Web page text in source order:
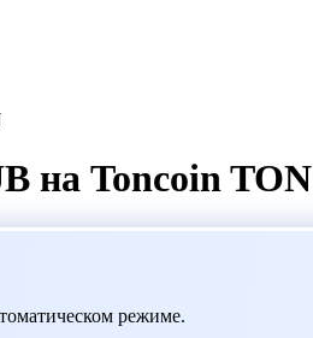
на Toncoin TON
режиме.